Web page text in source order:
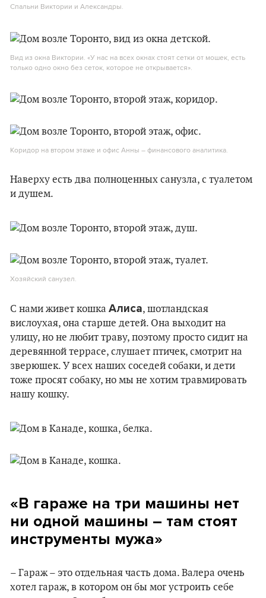
Спальни Виктории и Александры.
Вид из окна Виктории. «У нас на всех окнах стоят сетки от мошек, есть
только одно окно без сеток, которое не открывается».
Коридор на втором этаже и офис Анны – финансового аналитика.
Наверху есть два полноценных санузла, с туалетом
и душем.
Хозяйский санузел.
С нами живет кошка Алиса, шотландская
вислоухая, она старше детей. Она выходит на
улицу, но не любит траву, поэтому просто сидит на
деревянной террасе, слушает птичек, смотрит на
зверюшек. У всех наших соседей собаки, и дети
тоже просят собаку, но мы не хотим травмировать
нашу кошку.
«В гараже на три машины нет
ни одной машины – там стоят
инструменты мужа»
– Гараж – это отдельная часть дома. Валера очень
хотел гараж, в котором он бы мог устроить себе